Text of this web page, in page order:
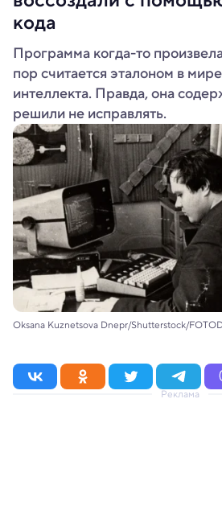
кода
Программа когда-то
пор считается эталоном в
интеллекта. Правда, она
решили не исправлять.
Oksana Kuznetsova Dnepr/Shutterstock/
Реклама